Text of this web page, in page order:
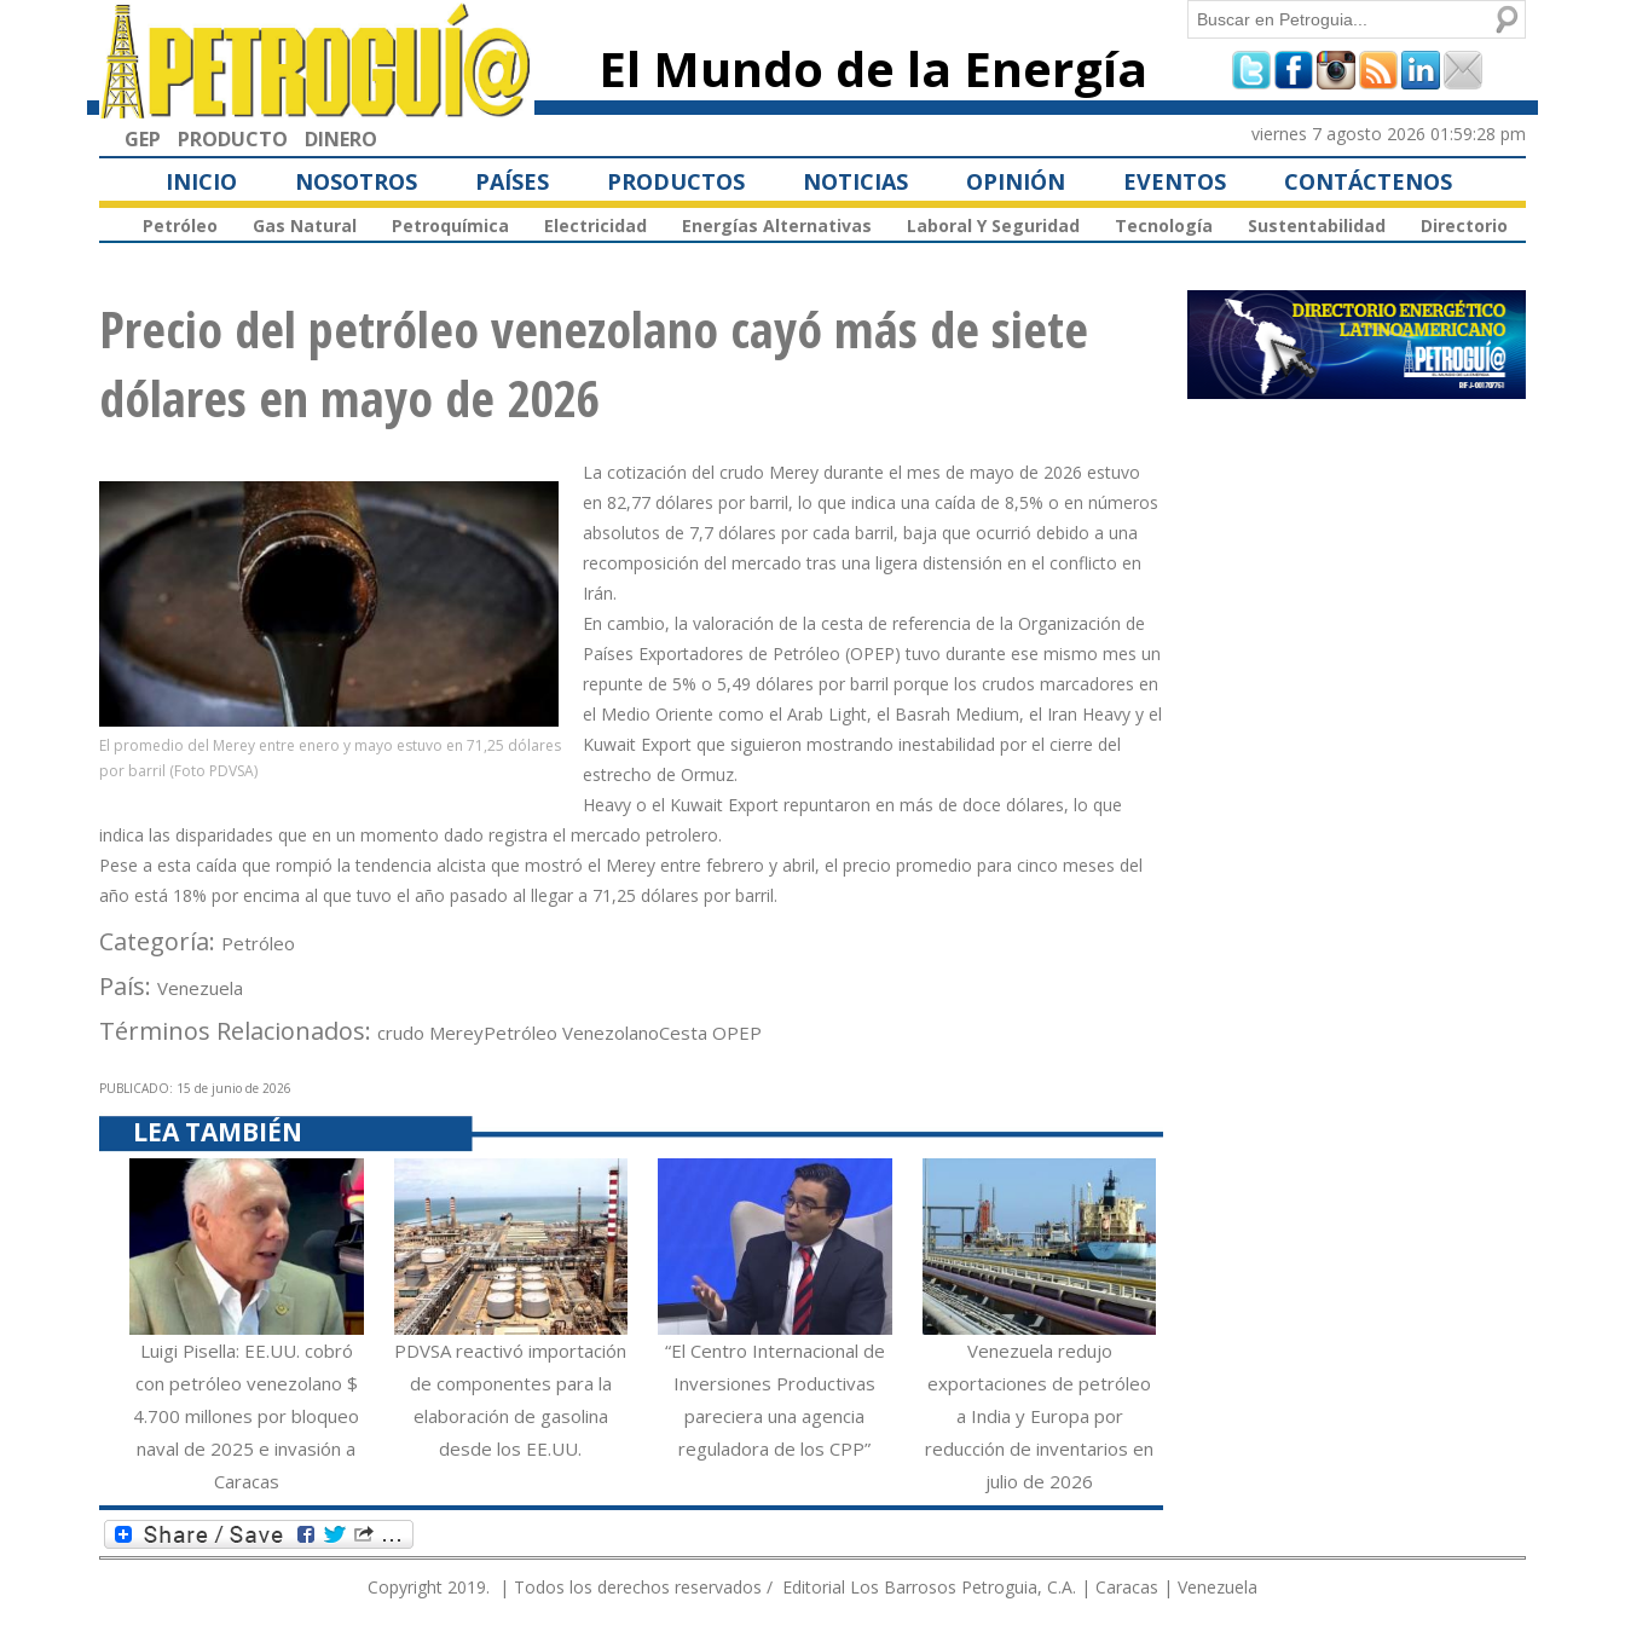
principal
El Mundo de la Energía
Formulario de
búsqueda
Buscar
GEP PRODUCTO DINERO viernes 7 agosto 2026 01:59:28 pm
INICIO NOSOTROS PAÍSES PRODUCTOS NOTICIAS OPINIÓN EVENTOS CONTÁCTENOS
Petróleo Gas Natural Petroquímica Electricidad Energías Alternativas Laboral Y Seguridad Tecnología Sustentabilidad Directorio
Precio del petróleo venezolano cayó más de siete
dólares en mayo de 2026
El promedio del Merey entre enero y mayo estuvo en 71,25 dólares
por barril (Foto PDVSA)
La cotización del crudo Merey durante el mes de mayo de 2026 estuvo
en 82,77 dólares por barril, lo que indica una caída de 8,5% o en números
absolutos de 7,7 dólares por cada barril, baja que ocurrió debido a una
recomposición del mercado tras una ligera distensión en el conflicto en
Irán.
En cambio, la valoración de la cesta de referencia de la Organización de
Países Exportadores de Petróleo (OPEP) tuvo durante ese mismo mes un
repunte de 5% o 5,49 dólares por barril porque los crudos marcadores en
el Medio Oriente como el Arab Light, el Basrah Medium, el Iran Heavy y el
Kuwait Export que siguieron mostrando inestabilidad por el cierre del
estrecho de Ormuz.
Heavy o el Kuwait Export repuntaron en más de doce dólares, lo que
indica las disparidades que en un momento dado registra el mercado petrolero.
Pese a esta caída que rompió la tendencia alcista que mostró el Merey entre febrero y abril, el precio promedio para cinco meses del
año está 18% por encima al que tuvo el año pasado al llegar a 71,25 dólares por barril.
Categoría: Petróleo
País: Venezuela
Términos Relacionados: crudo MereyPetróleo VenezolanoCesta OPEP
PUBLICADO: 15 de junio de 2026
LEA TAMBIÉN
Luigi Pisella: EE.UU. cobró
con petróleo venezolano $
4.700 millones por bloqueo
naval de 2025 e invasión a
Caracas
PDVSA reactivó importación
de componentes para la
elaboración de gasolina
desde los EE.UU.
“El Centro Internacional de
Inversiones Productivas
pareciera una agencia
reguladora de los CPP”
Venezuela redujo
exportaciones de petróleo
a India y Europa por
reducción de inventarios en
julio de 2026
Copyright 2019. | Todos los derechos reservados / Editorial Los Barrosos Petroguia, C.A. | Caracas | Venezuela